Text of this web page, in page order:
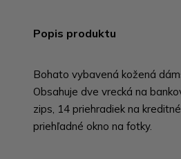
Popis produktu
Bohato vybavená kožená
Obsahuje dve vrecká na
zips, 14 priehradiek na
priehľadné okno na fotky.